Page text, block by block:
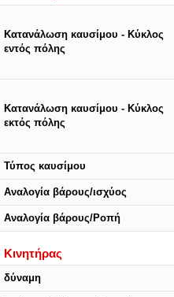
Κατανάλωση καυσίμου - Κύκλος
εντός πόλης
Κατανάλωση καυσίμου - Κύκλος
εκτός πόλης
Τύπος καυσίμου
Αναλογία βάρους/ισχύος
Αναλογία βάρους/Ροπή
Κινητήρας
δύναμη